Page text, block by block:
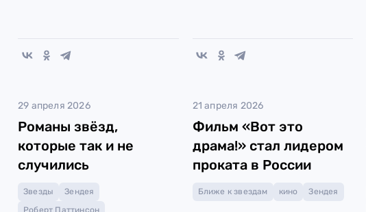
29 апреля 2026
Романы звёзд,
которые так и не
случились
Звезды
Зендея
Роберт Паттинсон
21 апреля 2026
Фильм «Вот это
драма!» стал лидером
проката в России
Ближе к звездам кино Зендея